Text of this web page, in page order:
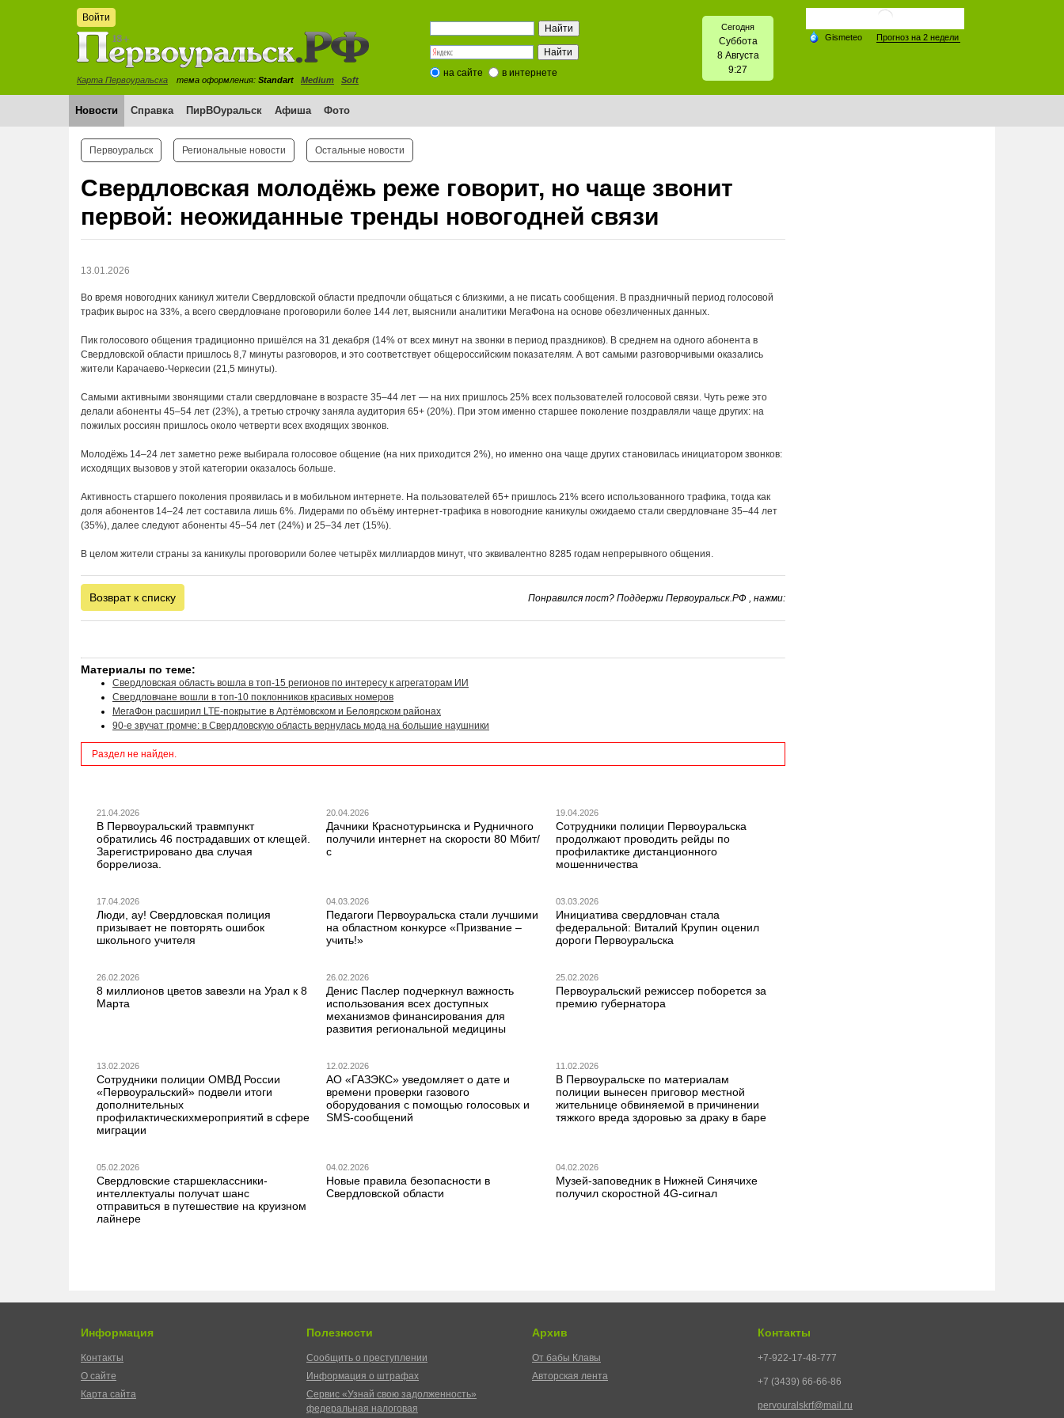
Войти
Карта Первоуральска тема оформления: Standart Medium Soft
на сайте в интернете
Сегодня
Суббота
8 Августа
9:27
Новости Справка ПирВОуральск Афиша Фото
Первоуральск Региональные новости Остальные новости
Свердловская молодёжь реже говорит, но чаще звонит
первой: неожиданные тренды новогодней связи
13.01.2026
Во время новогодних каникул жители Свердловской области предпочли общаться с близкими, а не писать сообщения. В праздничный период голосовой
трафик вырос на 33%, а всего свердловчане проговорили более 144 лет, выяснили аналитики МегаФона на основе обезличенных данных.
Пик голосового общения традиционно пришёлся на 31 декабря (14% от всех минут на звонки в период праздников). В среднем на одного абонента в
Свердловской области пришлось 8,7 минуты разговоров, и это соответствует общероссийским показателям. А вот самыми разговорчивыми оказались
жители Карачаево-Черкесии (21,5 минуты).
Самыми активными звонящими стали свердловчане в возрасте 35–44 лет — на них пришлось 25% всех пользователей голосовой связи. Чуть реже это
делали абоненты 45–54 лет (23%), а третью строчку заняла аудитория 65+ (20%). При этом именно старшее поколение поздравляли чаще других: на
пожилых россиян пришлось около четверти всех входящих звонков.
Молодёжь 14–24 лет заметно реже выбирала голосовое общение (на них приходится 2%), но именно она чаще других становилась инициатором звонков:
исходящих вызовов у этой категории оказалось больше.
Активность старшего поколения проявилась и в мобильном интернете. На пользователей 65+ пришлось 21% всего использованного трафика, тогда как
доля абонентов 14–24 лет составила лишь 6%. Лидерами по объёму интернет‑трафика в новогодние каникулы ожидаемо стали свердловчане 35–44 лет
(35%), далее следуют абоненты 45–54 лет (24%) и 25–34 лет (15%).
В целом жители страны за каникулы проговорили более четырёх миллиардов минут, что эквивалентно 8285 годам непрерывного общения.
Возврат к списку Понравился пост? Поддержи Первоуральск.РФ , нажми:
Материалы по теме:
Свердловская область вошла в топ-15 регионов по интересу к агрегаторам ИИ
Свердловчане вошли в топ-10 поклонников красивых номеров
МегаФон расширил LTE-покрытие в Артёмовском и Белоярском районах
90-е звучат громче: в Свердловскую область вернулась мода на большие наушники
Раздел не найден.
21.04.2026
В Первоуральский травмпункт
обратились 46 пострадавших от клещей.
Зарегистрировано два случая
боррелиоза.
20.04.2026
Дачники Краснотурьинска и Рудничного
получили интернет на скорости 80 Мбит/
с
19.04.2026
Сотрудники полиции Первоуральска
продолжают проводить рейды по
профилактике дистанционного
мошенничества
17.04.2026
Люди, ау! Свердловская полиция
призывает не повторять ошибок
школьного учителя
04.03.2026
Педагоги Первоуральска стали лучшими
на областном конкурсе «Призвание –
учить!»
03.03.2026
Инициатива свердловчан стала
федеральной: Виталий Крупин оценил
дороги Первоуральска
26.02.2026
8 миллионов цветов завезли на Урал к 8
Марта
26.02.2026
Денис Паслер подчеркнул важность
использования всех доступных
механизмов финансирования для
развития региональной медицины
25.02.2026
Первоуральский режиссер поборется за
премию губернатора
13.02.2026
Сотрудники полиции ОМВД России
«Первоуральский» подвели итоги
дополнительных
профилактическихмероприятий в сфере
миграции
12.02.2026
АО «ГАЗЭКС» уведомляет о дате и
времени проверки газового
оборудования с помощью голосовых и
SMS-сообщений
11.02.2026
В Первоуральске по материалам
полиции вынесен приговор местной
жительнице обвиняемой в причинении
тяжкого вреда здоровью за драку в баре
05.02.2026
Свердловские старшеклассники-
интеллектуалы получат шанс
отправиться в путешествие на круизном
лайнере
04.02.2026
Новые правила безопасности в
Свердловской области
04.02.2026
Музей-заповедник в Нижней Синячихе
получил скоростной 4G-сигнал
Информация
Контакты
О сайте
Карта сайта
Полезности
Сообщить о преступлении
Информация о штрафах
Сервис «Узнай свою задолженность»
федеральная налоговая
Архив
От бабы Клавы
Авторская лента
Контакты
+7-922-17-48-777
+7 (3439) 66-66-86
pervouralskrf@mail.ru